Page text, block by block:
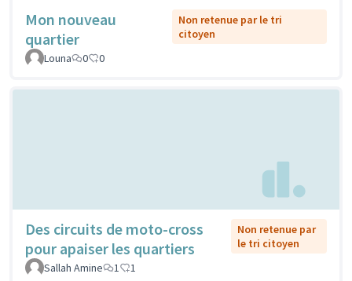
Mon nouveau
quartier
Non retenue par le tri
citoyen
Louna
0 0
Des circuits de moto-cross
pour apaiser les quartiers
Non retenue par
le tri citoyen
Sallah Amine
1 1